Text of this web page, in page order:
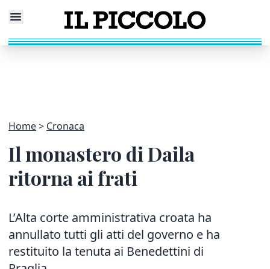
Home Cronaca
Il monastero di Daila
ritorna ai frati
L’Alta corte amministrativa croata ha
annullato tutti gli atti del governo e ha
restituito la tenuta ai Benedettini di